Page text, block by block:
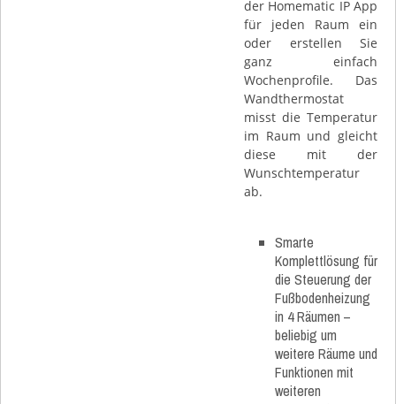
der Homematic IP App
für jeden Raum ein
oder erstellen Sie
ganz einfach
Wochenprofile. Das
Wandthermostat
misst die Temperatur
im Raum und gleicht
diese mit der
Wunschtemperatur
ab.
Smarte
Komplettlösung für
die Steuerung der
Fußbodenheizung
in 4 Räumen –
beliebig um
weitere Räume und
Funktionen mit
weiteren